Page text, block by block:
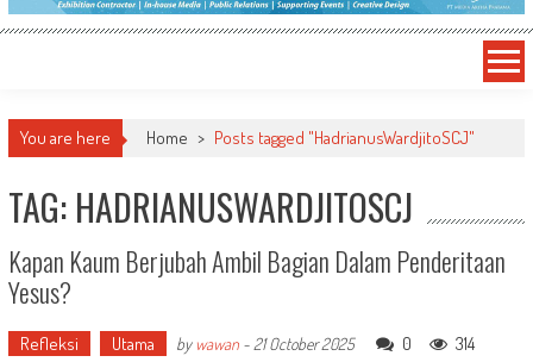
You are here Home > Posts tagged "HadrianusWardjitoSCJ"
TAG: HADRIANUSWARDJITOSCJ
Kapan Kaum Berjubah Ambil Bagian Dalam Penderitaan
Yesus?
Refleksi Utama by wawan- 21 October 2025 0 314